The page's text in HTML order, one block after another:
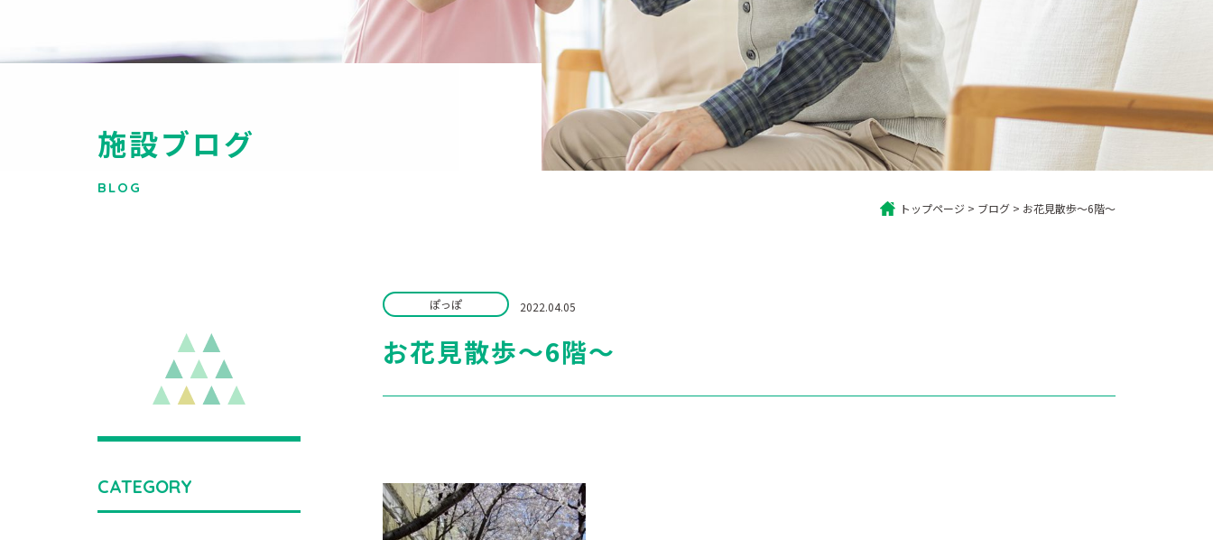
施設ブログ
BLOG
トップページ > ブログ > お花見散歩～6階～
ぽっぽ 2022.04.05
お花見散歩～6階～
CATEGORY